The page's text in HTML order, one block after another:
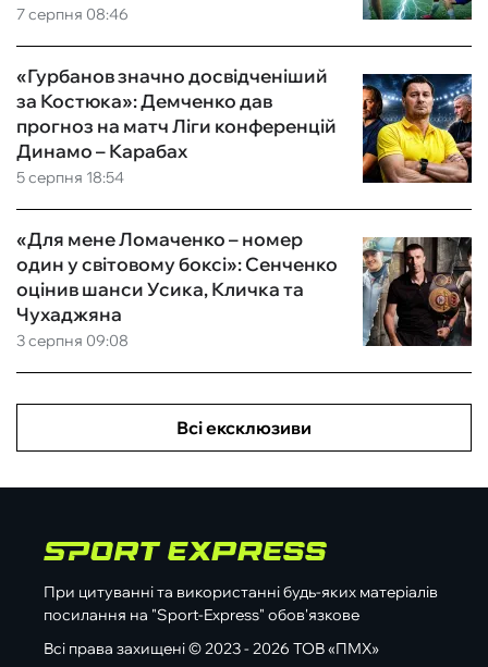
7 серпня 08:46
5 серпня 18:54
«Гурбанов значно досвідченіший
за Костюка»: Демченко дав
прогноз на матч Ліги конференцій
Динамо – Карабах
3 серпня 09:08
«Для мене Ломаченко – номер
один у світовому боксі»: Сенченко
оцінив шанси Усика, Кличка та
Чухаджяна
Всі ексклюзиви
При цитуванні та використанні будь-яких матеріалів
посилання на "Sport-Express" обов'язкове
Всі права захищені © 2023 - 2026 ТОВ «ПМХ»